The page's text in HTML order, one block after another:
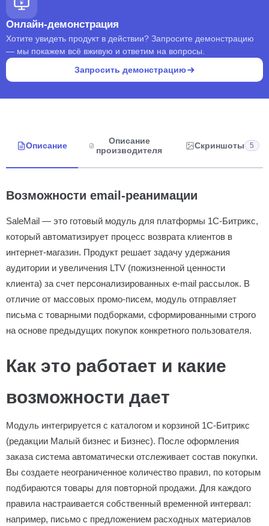
Онлайн-демонстрация
Хотите увидеть продукт в действии? Запросите демонстрацию
— мы покажем всё вживую и ответим на вопросы.
Запросить демонстрацию
Описание
Описание
производителя
Скриншоты 5
Возможности email-реанимации
SaleMail — это готовый модуль для платформы 1С-Битрикс,
который автоматизирует процесс возврата клиентов в
интернет-магазин. Продукт решает задачу удержания
аудитории и увеличения LTV (пожизненной ценности
клиента) за счет персонализированных e-mail рассылок. В
отличие от массовых промо-писем, модуль отправляет
письма с товарными подборками, сформированными строго
на основе предыдущих покупок конкретного пользователя.
Как это работает и какие
возможности дает
Модуль интегрируется с каталогом и корзиной 1С-Битрикс
(редакции Малый бизнес и Бизнес). После оформления
заказа система автоматически отслеживает состав покупки.
Вы создаете неограниченное количество правил, по которым
подбираются товары для повторной продажи. Для каждого
правила настраивается собственный временной интервал:
например, письмо с предложением расходных материалов